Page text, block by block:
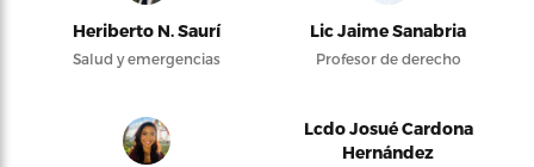
Heriberto N. Saurí
Salud y emergencias
Lic Jaime Sanabria
Profesor de derecho
Lcdo Josué Cardona
Hernández